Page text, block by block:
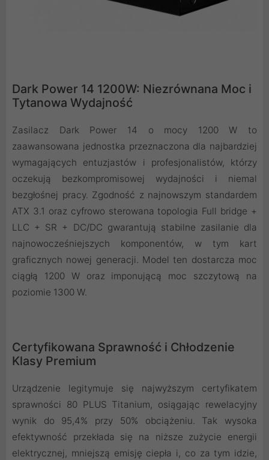
Dark Power 14 1200W: Niezrównana Moc i
Tytanowa Wydajność
Zasilacz Dark Power 14 o mocy 1200 W to
zaawansowana jednostka przeznaczona dla najbardziej
wymagających entuzjastów i profesjonalistów, którzy
oczekują bezkompromisowej wydajności i niemal
bezgłośnej pracy. Zgodność z najnowszym standardem
ATX 3.1 oraz cyfrowo sterowana topologia Full bridge +
LLC + SR + DC/DC gwarantują stabilne zasilanie dla
najnowocześniejszych komponentów, w tym kart
graficznych nowej generacji. Model ten dostarcza moc
ciągłą 1200 W oraz imponującą moc szczytową na
poziomie 1300 W.
Certyfikowana Sprawność i Chłodzenie
Klasy Premium
Urządzenie legitymuje się najwyższym certyfikatem
sprawności 80 PLUS Titanium, osiągając rewelacyjny
wynik do 95,4% przy 50% obciążeniu. Tak wysoka
efektywność przekłada się na niższe zużycie energii
elektrycznej, mniejszą emisję ciepła i, co za tym idzie,